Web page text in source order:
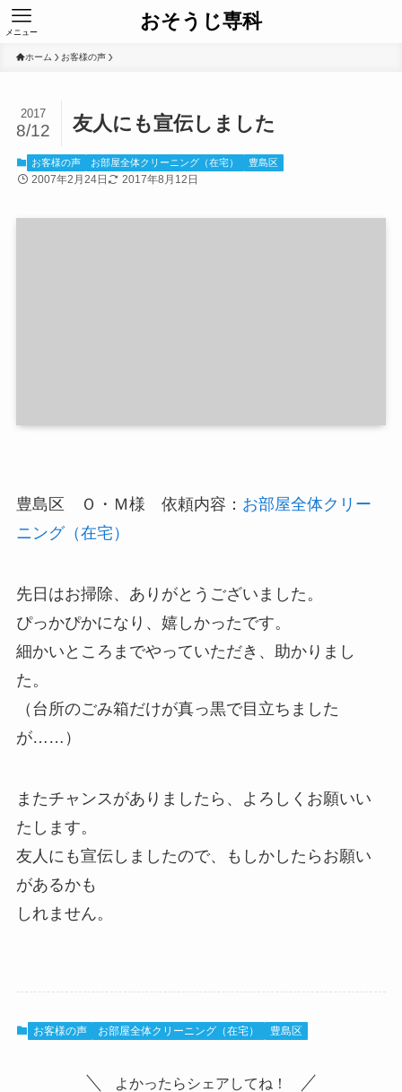
おそうじ専科
メニュー
ホーム お客様の声
友人にも宣伝しました
2017
8/12
お客様の声 お部屋全体クリーニング（在宅） 豊島区
2007年2月24日 2017年8月12日
豊島区 Ｏ・Ｍ様 依頼内容： お部屋全体クリー
ニング（在宅）
先日はお掃除、ありがとうございました。
ぴっかぴかになり、嬉しかったです。
細かいところまでやっていただき、助かりまし
た。
（台所のごみ箱だけが真っ黒で目立ちました
が……）
またチャンスがありましたら、よろしくお願いい
たします。
友人にも宣伝しましたので、もしかしたらお願い
があるかも
しれません。
お客様の声 お部屋全体クリーニング（在宅） 豊島区
よかったらシェアしてね！